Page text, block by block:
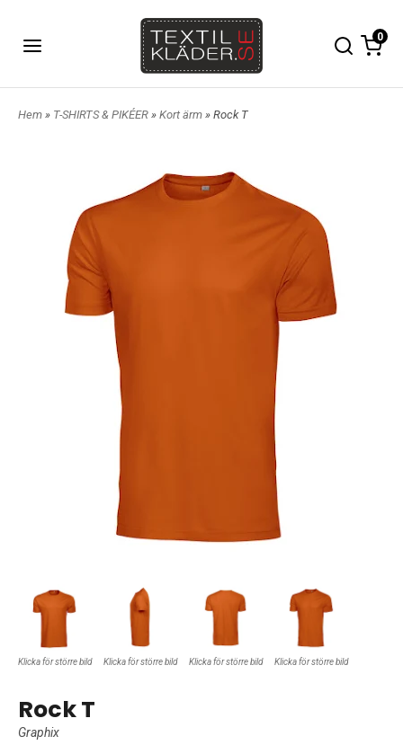
0
Hem » T-SHIRTS & PIKÉER » Kort ärm » Rock T
Klicka för större bild Klicka för större bild Klicka för större bild Klicka för större bild
Rock T
Graphix